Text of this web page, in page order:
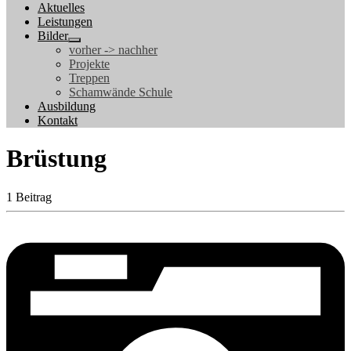
Aktuelles
Leistungen
Bilder
vorher -> nachher
Projekte
Treppen
Schamwände Schule
Ausbildung
Kontakt
Brüstung
1 Beitrag